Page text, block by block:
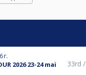
г.
2026 23-24 mai 33rd /